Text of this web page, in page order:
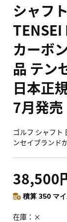
シャフ
TENSEI
カーボ
品 テン
日本正
7月発売
ゴルフ シャフト
ンセイブランド
38,500
積算 350 マ
在庫 ×